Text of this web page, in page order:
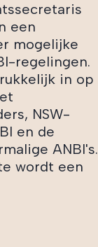
een
mogelijke
regelingen.
in op
NSW-
en de
ANBI's.
wordt een